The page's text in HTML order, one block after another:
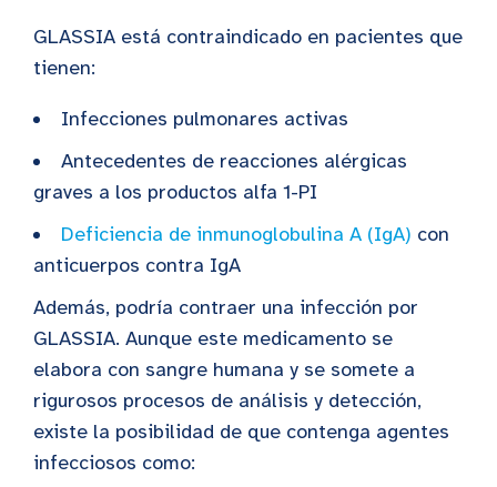
GLASSIA está contraindicado en pacientes que
tienen:
Infecciones pulmonares activas
Antecedentes de reacciones alérgicas
graves a los productos alfa 1-PI
Deficiencia de inmunoglobulina A (IgA) con
anticuerpos contra IgA
Además, podría contraer una infección por
GLASSIA. Aunque este medicamento se
elabora con sangre humana y se somete a
rigurosos procesos de análisis y detección,
existe la posibilidad de que contenga agentes
infecciosos como: